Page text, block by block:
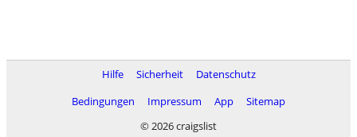
Hilfe Sicherheit
Datenschutz
Bedingungen
Impressum App
Sitemap
© 2026 craigslist